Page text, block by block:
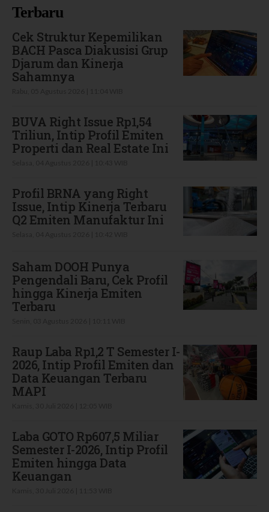
Terbaru
Cek Struktur Kepemilikan
BACH Pasca Diakusisi Grup
Djarum dan Kinerja
Sahamnya
BUVA Right Issue Rp1,54
Triliun, Intip Profil Emiten
Properti dan Real Estate Ini
Profil BRNA yang Right
Issue, Intip Kinerja Terbaru
Q2 Emiten Manufaktur Ini
Saham DOOH Punya
Pengendali Baru, Cek Profil
hingga Kinerja Emiten
Terbaru
Raup Laba Rp1,2 T Semester I-
2026, Intip Profil Emiten dan
Data Keuangan Terbaru
MAPI
Laba GOTO Rp607,5 Miliar
Semester I-2026, Intip Profil
Emiten hingga Data
Keuangan